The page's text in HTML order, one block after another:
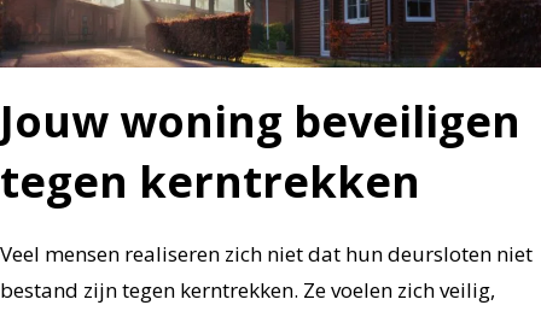
Jouw woning beveiligen
tegen kerntrekken
Veel mensen realiseren zich niet dat hun deursloten niet
bestand zijn tegen kerntrekken. Ze voelen zich veilig,